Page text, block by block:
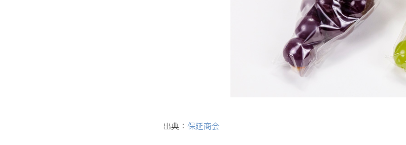
ばらまき用に最適！山梨のおすすめ人気お土産
13. みのぶまんじゅう ＜栄昇堂＞
14. 桔梗信玄棒 ＜桔梗屋＞
15. はまなし ＜金多留満＞
女性が喜ぶ・女子ウケ抜群の山梨のお土産
出典： 保延商会